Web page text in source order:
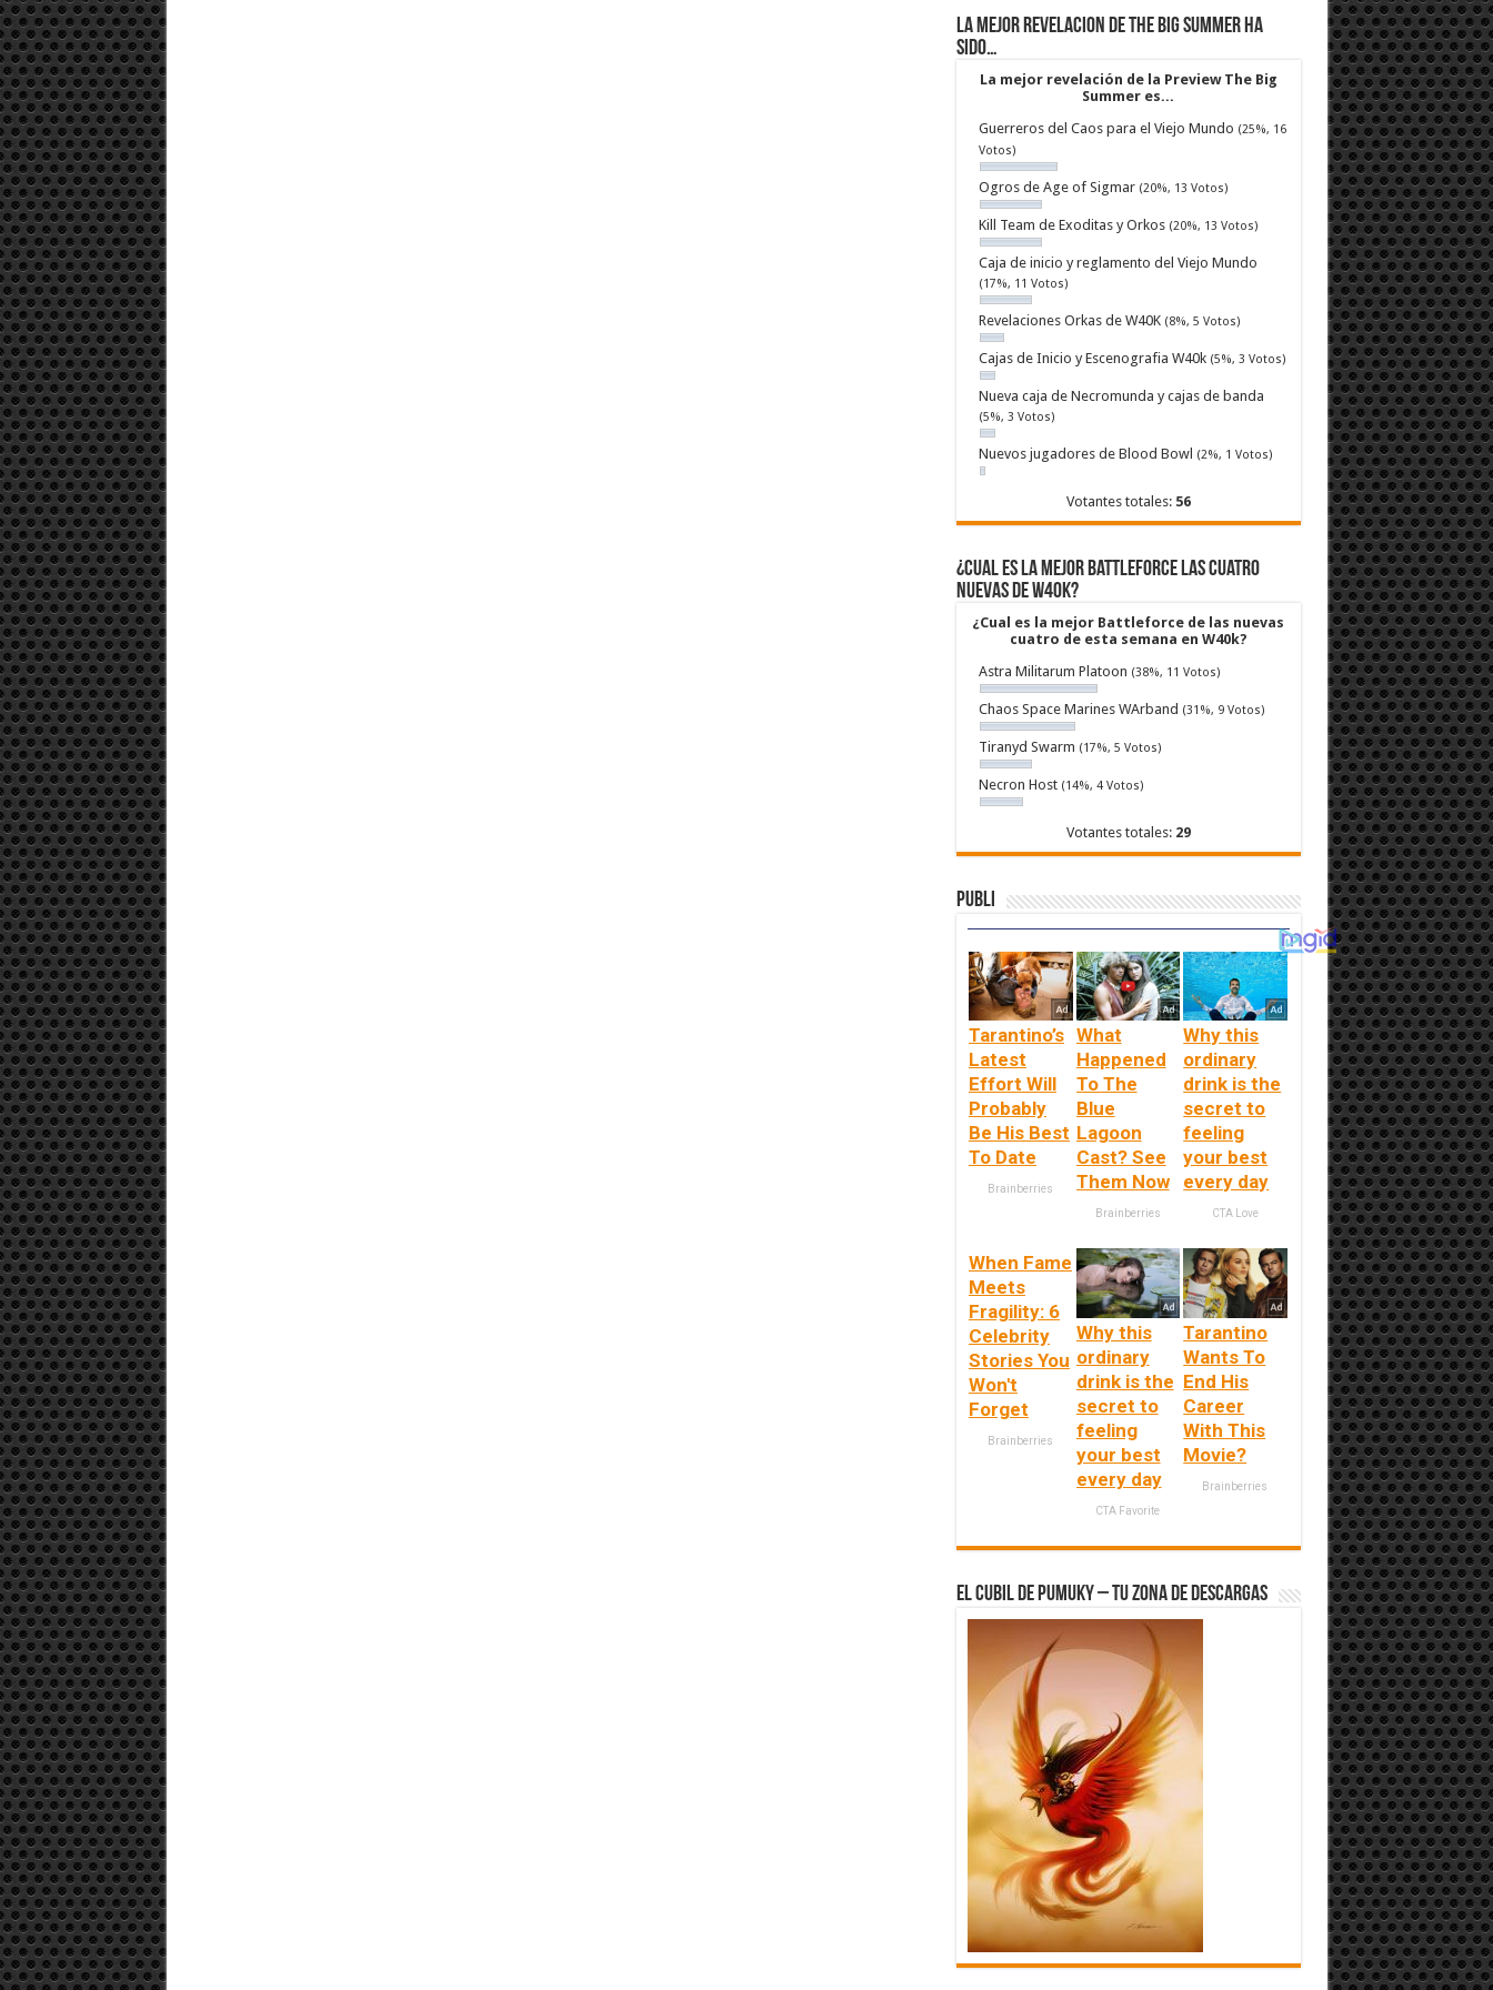
La mejor revelacion de The Big Summer ha
sido…
La mejor revelación de la Preview The Big
Summer es...
Guerreros del Caos para el Viejo Mundo (25%, 16
Votos)
Ogros de Age of Sigmar (20%, 13 Votos)
Kill Team de Exoditas y Orkos (20%, 13 Votos)
Caja de inicio y reglamento del Viejo Mundo
(17%, 11 Votos)
Revelaciones Orkas de W40K (8%, 5 Votos)
Cajas de Inicio y Escenografia W40k (5%, 3 Votos)
Nueva caja de Necromunda y cajas de banda
(5%, 3 Votos)
Nuevos jugadores de Blood Bowl (2%, 1 Votos)
Votantes totales: 56
¿Cual es la mejor Battleforce las cuatro
nuevas de W40k?
¿Cual es la mejor Battleforce de las nuevas
cuatro de esta semana en W40k?
Astra Militarum Platoon (38%, 11 Votos)
Chaos Space Marines WArband (31%, 9 Votos)
Tiranyd Swarm (17%, 5 Votos)
Necron Host (14%, 4 Votos)
Votantes totales: 29
Publi
Tarantino’s
Latest
Effort Will
Probably
Be His Best
To Date
Brainberries
What
Happened
To The
Blue
Lagoon
Cast? See
Them Now
Brainberries
Why this
ordinary
drink is the
secret to
feeling
your best
every day
CTA Love
When Fame
Meets
Fragility: 6
Celebrity
Stories You
Won't
Forget
Brainberries
Why this
ordinary
drink is the
secret to
feeling
your best
every day
CTA Favorite
Tarantino
Wants To
End His
Career
With This
Movie?
Brainberries
El Cubil de Pumuky – Tu zona de Descargas